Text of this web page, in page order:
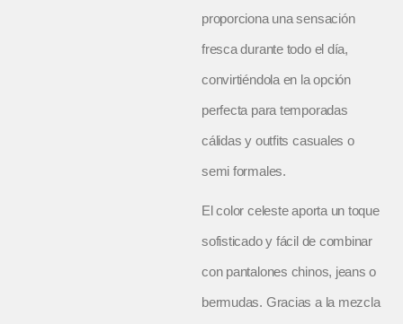
proporciona una sensación
fresca durante todo el día,
convirtiéndola en la opción
perfecta para temporadas
cálidas y outfits casuales o
semi formales.
El color celeste aporta un toque
sofisticado y fácil de combinar
con pantalones chinos, jeans o
bermudas. Gracias a la mezcla